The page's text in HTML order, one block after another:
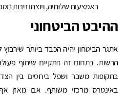
באמצעות שלוחיה, ויוצתו זירות
ההיבט הביטחוני
אתגר הביטחון יהיה הכבד ביותר
הרשות. בתחום זה התקיים שיתוף
בתקופות משבר ושפל ביחסים בין
באינטרס מרכזי משותף. אבו מאזן